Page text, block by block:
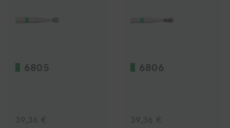
6805
39,36 €
6806
39,36 €